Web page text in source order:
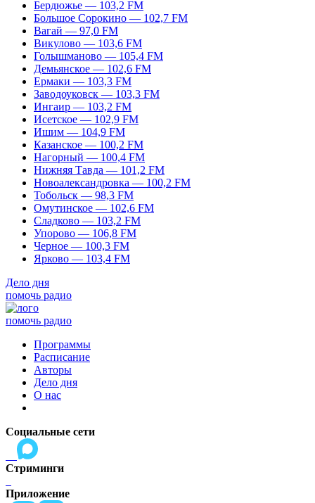
Бердюжье — 103,2 FM
Большое Сорокино — 102,7 FM
Вагай — 97,0 FM
Викулово — 103,6 FM
Голышманово — 105,4 FM
Демьянское — 102,6 FM
Ермаки — 103,3 FM
Заводоуковск — 103,3 FM
Ингаир — 103,2 FM
Исетское — 102,9 FM
Ишим — 104,9 FM
Казанское — 100,2 FM
Нагорный — 100,4 FM
Нижняя Тавда — 101,2 FM
Новоалександровка — 100,2 FM
Тобольск — 98,3 FM
Омутинское — 102,6 FM
Сладково — 103,2 FM
Упорово — 106,8 FM
Черное — 100,3 FM
Ярково — 103,4 FM
Дело дня
помочь радио
помочь радио
Программы
Расписание
Авторы
Дело дня
О нас
Социальные сети
Стриминги
Приложение